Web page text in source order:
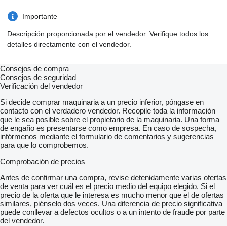
Importante
Descripción proporcionada por el vendedor. Verifique todos los
detalles directamente con el vendedor.
Consejos de compra
Consejos de seguridad
Verificación del vendedor
Si decide comprar maquinaria a un precio inferior, póngase en
contacto con el verdadero vendedor. Recopile toda la información
que le sea posible sobre el propietario de la maquinaria. Una forma
de engaño es presentarse como empresa. En caso de sospecha,
infórmenos mediante el formulario de comentarios y sugerencias
para que lo comprobemos.
Comprobación de precios
Antes de confirmar una compra, revise detenidamente varias ofertas
de venta para ver cuál es el precio medio del equipo elegido. Si el
precio de la oferta que le interesa es mucho menor que el de ofertas
similares, piénselo dos veces. Una diferencia de precio significativa
puede conllevar a defectos ocultos o a un intento de fraude por parte
del vendedor.